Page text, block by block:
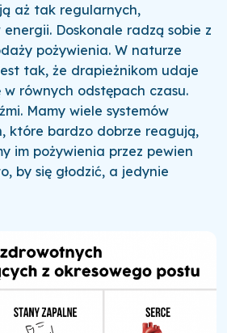
aż tak regularnych,
Doskonale radzą sobie z
pożywienia. W naturze
tak, że drapieżnikom udaje
równych odstępach czasu.
Mamy wiele systemów
które bardzo dobrze reagują,
im pożywienia przez pewien
by się głodzić, a jedynie